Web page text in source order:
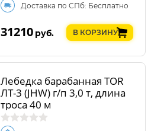
Доставка по СПб: Бесплатно
31210 руб. В КОРЗИНУ
Лебедка барабанная TOR
ЛТ-3 (JHW) г/п 3,0 т, длина
троса 40 м